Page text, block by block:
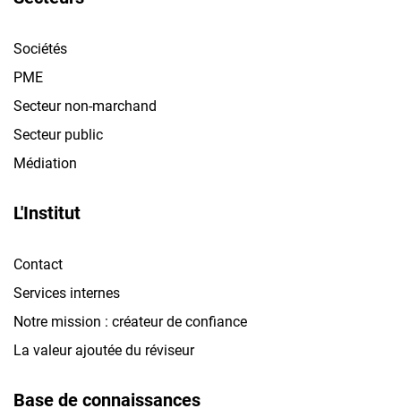
Sociétés
PME
Secteur non-marchand
Secteur public
Médiation
L'Institut
Contact
Services internes
Notre mission : créateur de confiance
La valeur ajoutée du réviseur
Base de connaissances